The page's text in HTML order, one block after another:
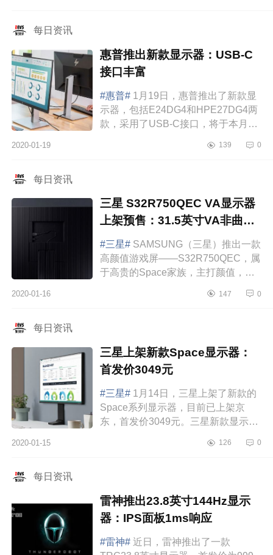
每日资讯
惠普推出新款显示器：USB-C
接口丰富
#惠普# 1月19日，惠普推出了新款显
示器，包括E24DG4和HPE27DG4两
款，采用了USB-C接口，将于本月晚
（2400元）和479美元（3300元）。
2020-01-19 139 0
每日资讯
三星 S32R750QEC VA显示器
上架预售：31.5英寸VA非曲面
面板
#三星# SAMSUNG（三星）推出一款
高颜值游戏屏——S32R750QEC，属
于高贵的Space家族，主打颜值，基
3499元，付50元定金可抵500元，通
2020-01-16 147 0
每日资讯
三星上架新款Space显示器：
首发价3049元
#三星# 1月14日，三星上架了新款的
Space系列显示器，目前已上架京
东，首发价3049元。三星新款显示器
144Hz刷新率，2K分辨率，支持
2020-01-15 126 0
每日资讯
雷神推出23.8英寸144Hz显示
器：IPS面板1ms响应
#雷神# 近日，雷神推出了一款